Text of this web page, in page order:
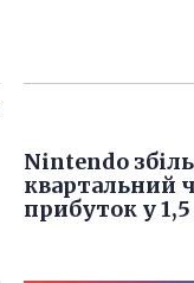
Nintendo
квартальний
прибуток у 1,5